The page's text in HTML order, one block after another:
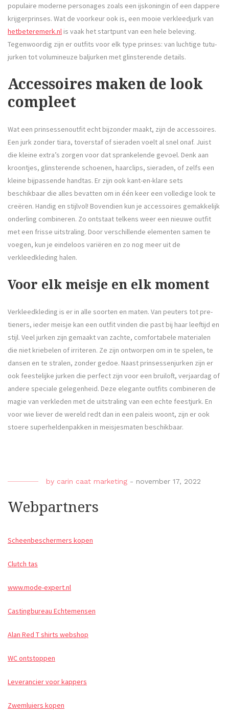
populaire moderne personages zoals een ijskoningin of een dappere
krijgerprinses. Wat de voorkeur ook is, een mooie verkleedjurk van
hetbeteremerk.nl is vaak het startpunt van een hele beleving.
Tegenwoordig zijn er outfits voor elk type prinses: van luchtige tutu-
jurken tot volumineuze baljurken met glinsterende details.
Accessoires maken de look
compleet
Wat een prinsessenoutfit echt bijzonder maakt, zijn de accessoires.
Een jurk zonder tiara, toverstaf of sieraden voelt al snel onaf. Juist
die kleine extra’s zorgen voor dat sprankelende gevoel. Denk aan
kroontjes, glinsterende schoenen, haarclips, sieraden, of zelfs een
kleine bijpassende handtas. Er zijn ook kant-en-klare sets
beschikbaar die alles bevatten om in één keer een volledige look te
creëren. Handig en stijlvol! Bovendien kun je accessoires gemakkelijk
onderling combineren. Zo ontstaat telkens weer een nieuwe outfit
met een frisse uitstraling. Door verschillende elementen samen te
voegen, kun je eindeloos variëren en zo nog meer uit de
verkleedkleding halen.
Voor elk meisje en elk moment
Verkleedkleding is er in alle soorten en maten. Van peuters tot pre-
tieners, ieder meisje kan een outfit vinden die past bij haar leeftijd en
stijl. Veel jurken zijn gemaakt van zachte, comfortabele materialen
die niet kriebelen of irriteren. Ze zijn ontworpen om in te spelen, te
dansen en te stralen, zonder gedoe. Naast prinsessenjurken zijn er
ook feestelijke jurken die perfect zijn voor een bruiloft, verjaardag of
andere speciale gelegenheid. Deze elegante outfits combineren de
magie van verkleden met de uitstraling van een echte feestjurk. En
voor wie liever de wereld redt dan in een paleis woont, zijn er ook
stoere superheldenpakken in meisjesmaten beschikbaar.
by carin caat marketing - november 17, 2022
Webpartners
Scheenbeschermers kopen
Clutch tas
www.mode-expert.nl
Castingbureau Echtemensen
Alan Red T shirts webshop
WC ontstoppen
Leverancier voor kappers
Zwemluiers kopen